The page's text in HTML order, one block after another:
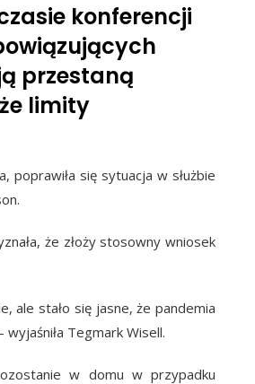
konferencji
przestaną
limity
poprawiła się sytuacja w służbie
że złoży stosowny wniosek
ale stało się jasne, że pandemia
Tegmark Wisell.
w domu w przypadku